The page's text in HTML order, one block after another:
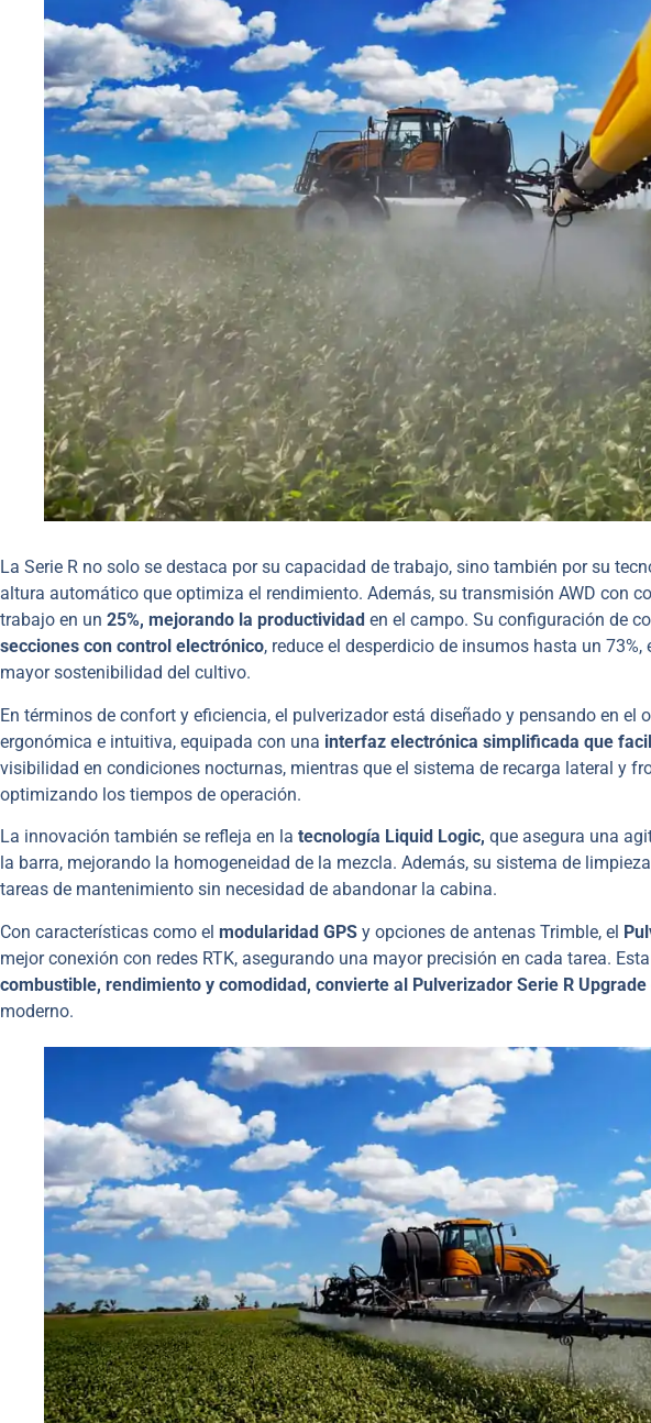
La Serie R no solo se destaca por su capacidad de trabajo, sino también por su
altura automático que optimiza el rendimiento. Además, su transmisión AWD con
trabajo en un 25%, mejorando la productividad en el campo. Su configuración de
secciones con control electrónico, reduce el desperdicio de insumos hasta un
mayor sostenibilidad del cultivo.
En términos de confort y eficiencia, el pulverizador está diseñado y pensando en el
ergonómica e intuitiva, equipada con una interfaz electrónica simplificada que
visibilidad en condiciones nocturnas, mientras que el sistema de recarga lateral y
optimizando los tiempos de operación.
La innovación también se refleja en la tecnología Liquid Logic, que asegura una
la barra, mejorando la homogeneidad de la mezcla. Además, su sistema de
tareas de mantenimiento sin necesidad de abandonar la cabina.
Con características como el modularidad GPS y opciones de antenas Trimble, el
mejor conexión con redes RTK, asegurando una mayor precisión en cada tarea.
combustible, rendimiento y comodidad, convierte al Pulverizador Serie R Upgrade
moderno.